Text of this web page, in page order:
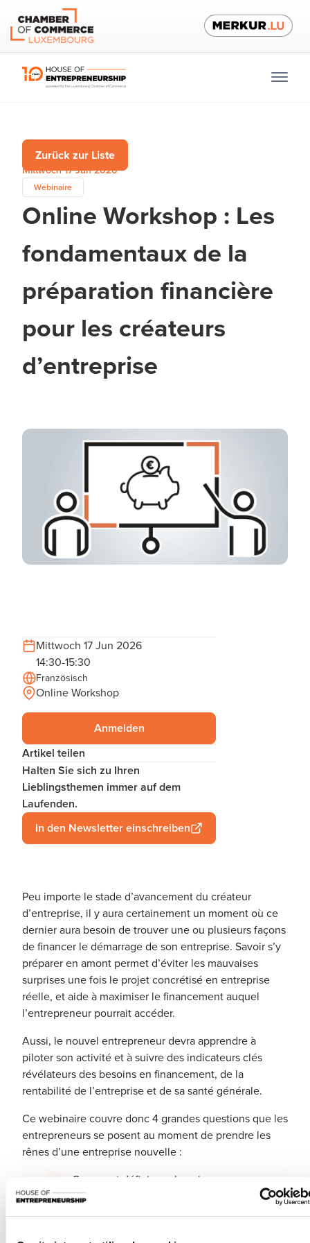
Zurück zur Liste
Mittwoch 17 Jun 2026
Webinaire
Online Workshop : Les
fondamentaux de la
préparation financière
pour les créateurs
d’entreprise
Mittwoch 17 Jun 2026
14:30-15:30
Französisch
Online Workshop
Anmelden
Artikel teilen
Halten Sie sich zu Ihren
Lieblingsthemen immer auf dem
Laufenden.
In den Newsletter einschreiben
Peu importe le stade d’avancement du créateur
d’entreprise, il y aura certainement un moment où ce
dernier aura besoin de trouver une ou plusieurs façons
de financer le démarrage de son entreprise. Savoir s’y
préparer en amont permet d’éviter les mauvaises
surprises une fois le projet concrétisé en entreprise
réelle, et aide à maximiser le financement auquel
l’entrepreneur pourrait accéder.
Aussi, le nouvel entrepreneur devra apprendre à
piloter son activité et à suivre des indicateurs clés
révélateurs des besoins en financement, de la
rentabilité de l’entreprise et de sa santé générale.
Ce webinaire couvre donc 4 grandes questions que les
entrepreneurs se posent au moment de prendre les
rênes d’une entreprise nouvelle :
Comment définir ses besoins en
financement ?